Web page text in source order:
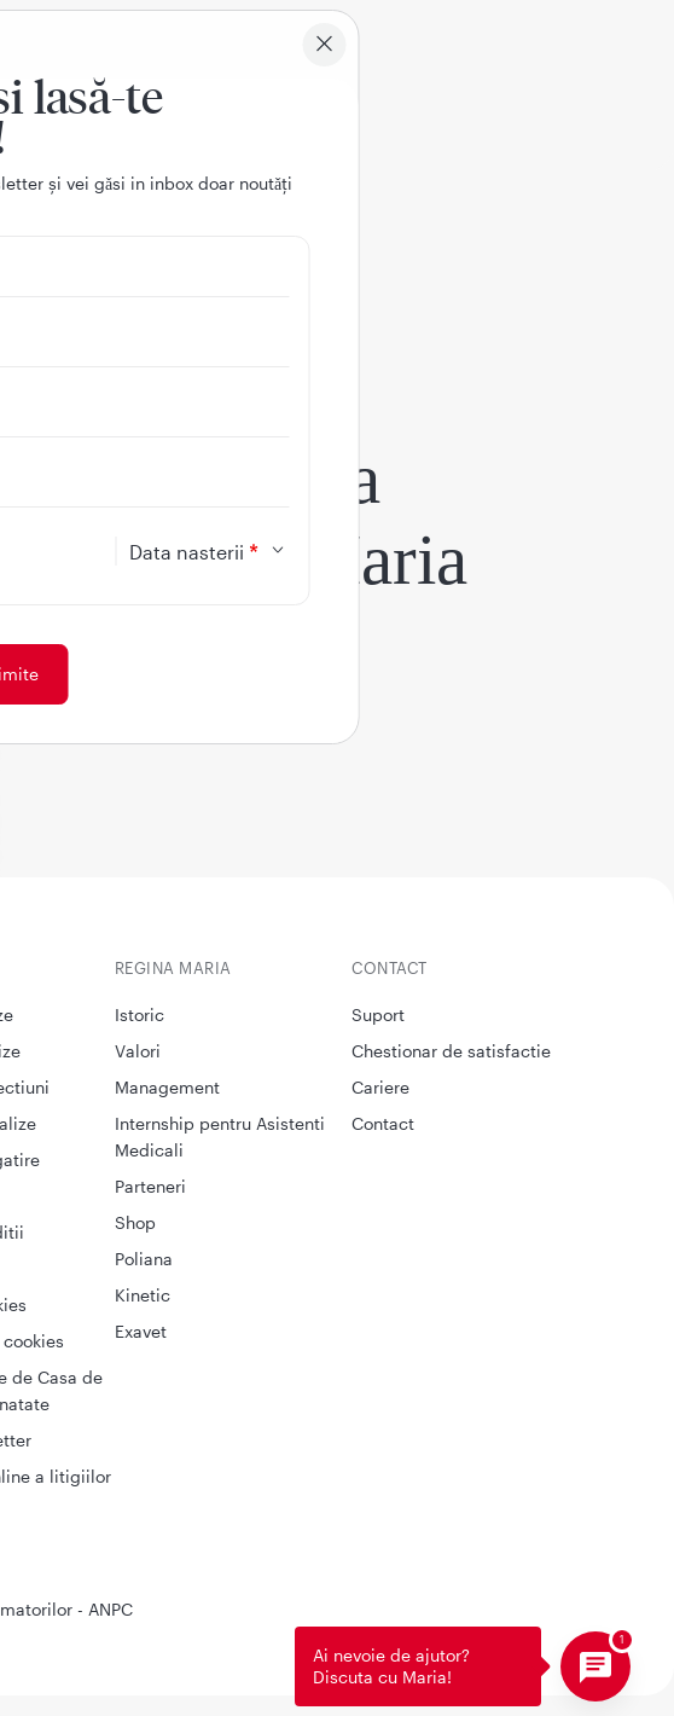
lasă-te
și vei gǎsi in inbox doar noutǎți
Data nasterii
aplicația
Regina Maria
de Casa de
a litigiilor
CONTACT
Suport
Chestionar de satisfactie
Cariere
Contact
REGINA MARIA
Istoric
Valori
Management
Internship pentru Asistenti
Medicali
Parteneri
Shop
Poliana
Kinetic
Exavet
- ANPC
Ai nevoie de ajutor?
Discuta cu Maria!